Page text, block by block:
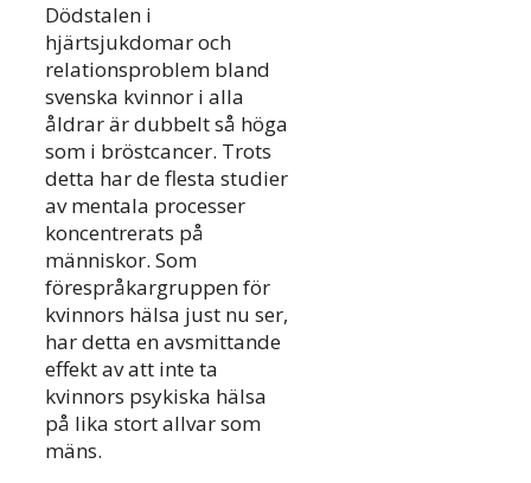
Dödstalen i
hjärtsjukdomar och
relationsproblem bland
svenska kvinnor i alla
åldrar är dubbelt så höga
som i bröstcancer. Trots
detta har de flesta studier
av mentala processer
koncentrerats på
människor. Som
förespråkargruppen för
kvinnors hälsa just nu ser,
har detta en avsmittande
effekt av att inte ta
kvinnors psykiska hälsa
på lika stort allvar som
mäns.